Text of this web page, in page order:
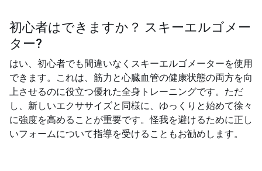
初心者はできますか？ スキーエルゴメー
ター?
はい、初心者でも間違いなくスキーエルゴメーターを使用
できます。これは、筋力と心臓血管の健康状態の両方を向
上させるのに役立つ優れた全身トレーニングです。ただ
し、新しいエクササイズと同様に、ゆっくりと始めて徐々
に強度を高めることが重要です。怪我を避けるために正し
いフォームについて指導を受けることもお勧めします。